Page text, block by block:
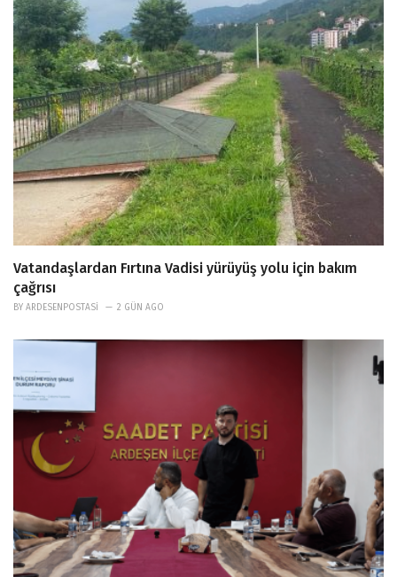
Vatandaşlardan Fırtına Vadisi yürüyüş yolu için bakım
çağrısı
BY ARDESENPOSTASI 2 GÜN AGO